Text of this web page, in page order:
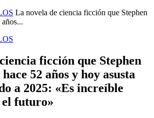
La novela de ciencia ficción que Stephen
ficción que Stephen
52 años y hoy asusta
a 2025: «Es increíble
futuro»